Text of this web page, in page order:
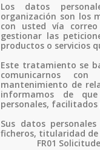
Los datos
organización son los
con usted vía
gestionar las
productos o servicios
Este tratamiento se
comunicarnos
mantenimiento de
informamos de
personales,
Sus datos
ficheros, titularidad
FR01 Solicitudes